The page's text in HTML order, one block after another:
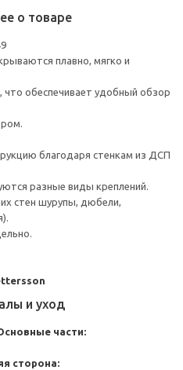
о товаре
плавно, мягко и
обеспечивает удобный обзор
благодаря стенкам из ДСП
разные виды креплений.
стен шурупы, дюбели,
и уход
части:
сторона: